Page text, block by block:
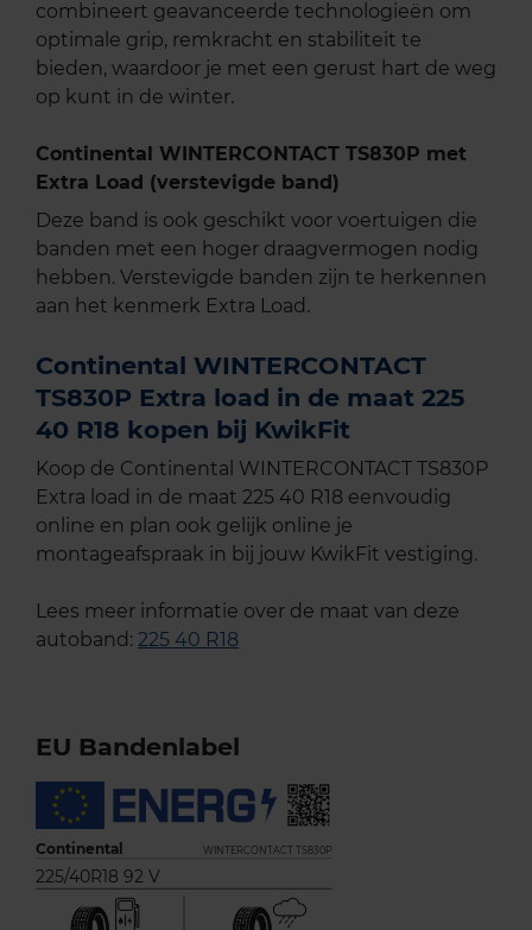
combineert geavanceerde technologieën om
optimale grip, remkracht en stabiliteit te
bieden, waardoor je met een gerust hart de weg
op kunt in de winter.
Continental WINTERCONTACT TS830P met
Extra Load (verstevigde band)
Deze band is ook geschikt voor voertuigen die
banden met een hoger draagvermogen nodig
hebben. Verstevigde banden zijn te herkennen
aan het kenmerk Extra Load.
Continental WINTERCONTACT
TS830P Extra load in de maat 225
40 R18 kopen bij KwikFit
Koop de Continental WINTERCONTACT TS830P
Extra load in de maat 225 40 R18 eenvoudig
online en plan ook gelijk online je
montageafspraak in bij jouw KwikFit vestiging.
Lees meer informatie over de maat van deze
autoband: 225 40 R18
EU Bandenlabel
Continental WINTERCONTACT TS830P
225/40R18 92 V